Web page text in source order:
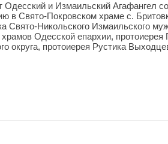
Одесский и Измаильский Агафангел
в Свято-Покровском храме с.
Свято-Никольского Измаильского
Одесской епархии,
округа, протоиерея Рустика